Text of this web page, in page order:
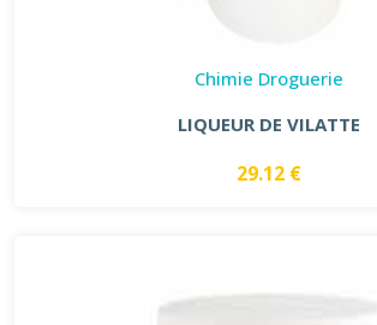
Chimie Droguerie
LIQUEUR DE VILATTE
29.12 €